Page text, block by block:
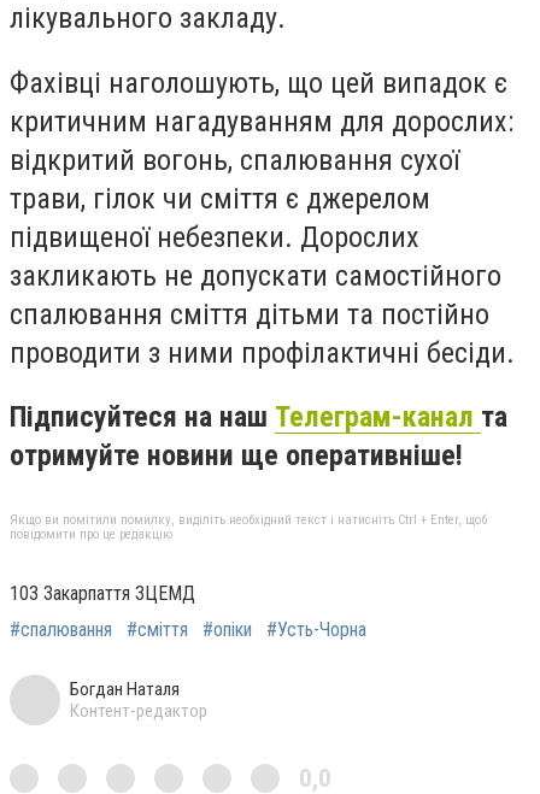
лікувального закладу.
Фахівці наголошують, що цей випадок є
критичним нагадуванням для дорослих:
відкритий вогонь, спалювання сухої
трави, гілок чи сміття є джерелом
підвищеної небезпеки. Дорослих
закликають не допускати самостійного
спалювання сміття дітьми та постійно
проводити з ними профілактичні бесіди.
Підписуйтеся на наш Телеграм-канал та
отримуйте новини ще оперативніше!
Якщо ви помітили помилку, виділіть необхідний текст і натисніть Ctrl + Enter, щоб
повідомити про це редакцію
103 Закарпаття ЗЦЕМД
#спалювання
#сміття #опіки #Усть-Чорна
Богдан Наталя
Контент-редактор
0,0